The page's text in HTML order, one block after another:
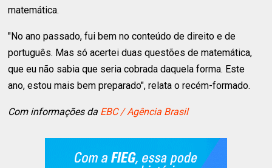
matemática.
"No ano passado, fui bem no conteúdo de direito e de
português. Mas só acertei duas questões de matemática,
que eu não sabia que seria cobrada daquela forma. Este
ano, estou mais bem preparado", relata o recém-formado.
Com informações da EBC / Agência Brasil